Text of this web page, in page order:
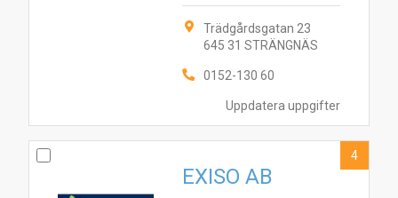
Uppdatera uppgifter
Trädgårdsgatan 23
645 31 STRÄNGNÄS
0152-130 60
EXISO AB
4